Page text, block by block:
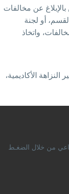
عن مخالفات
أو لجنة
واتخاذ
الأكاديمية،
من خلال الضغـط